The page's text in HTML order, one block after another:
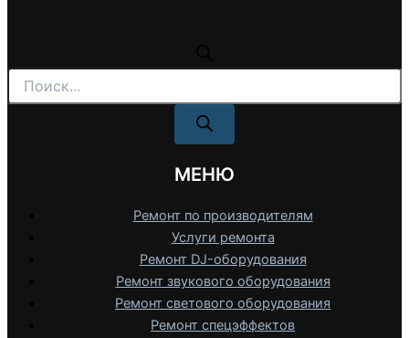
Поиск
товаров
МЕНЮ
Ремонт по производителям
Услуги ремонта
Ремонт DJ-оборудования
Ремонт звукового оборудования
Ремонт светового оборудования
Ремонт спецэффектов